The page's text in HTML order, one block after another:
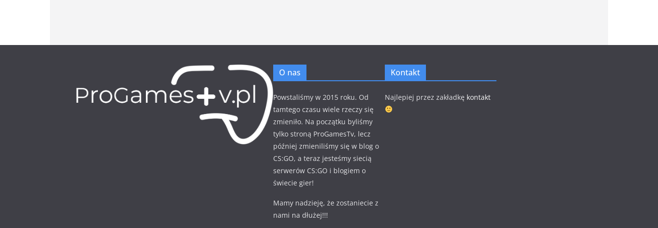
O nas
Powstaliśmy w 2015 roku. Od
tamtego czasu wiele rzeczy się
zmieniło. Na początku byliśmy
tylko stroną ProGamesTv, lecz
później zmieniliśmy się w blog o
CS:GO, a teraz jesteśmy siecią
serwerów CS:GO i blogiem o
świecie gier!
Mamy nadzieję, że zostaniecie z
nami na dłużej!!!
Kontakt
Najlepiej przez zakładkę kontakt